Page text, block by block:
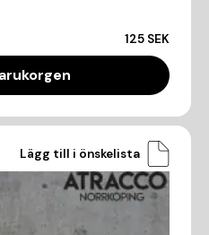
125 SEK
Lägg till i önskelista